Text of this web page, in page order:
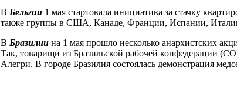
В Бельгии 1 мая стартовала инициатива за стачку
также группы в США, Канаде, Франции, Испании,
В Бразилии на 1 мая прошло несколько анархистских
Так, товарищи из Бразильской рабочей конфедерации
Алегри. В городе Бразилия состоялась демонстрация